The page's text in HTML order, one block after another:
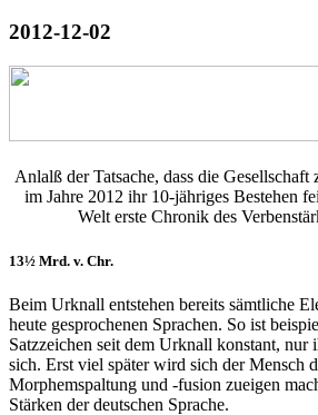
2012-12-02
Anlalß der Tatsache, dass die Gesellschaft
im Jahre 2012 ihr 10-jähriges Bestehen
Welt erste Chronik des
13½ Mrd. v. Chr.
Beim Urknall entstehen bereits sämtliche
heute gesprochenen Sprachen. So ist
Satzzeichen seit dem Urknall konstant, nur
sich. Erst viel später wird sich der Mensch
Morphemspaltung und -fusion zueigen
Stärken der deutschen Sprache.